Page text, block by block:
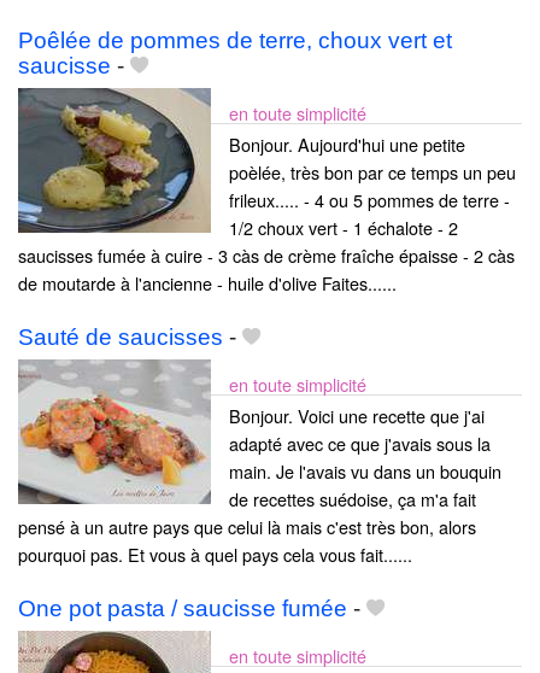
Poêlée de pommes de terre, choux vert et
saucisse -
en toute simplicité
Bonjour. Aujourd'hui une petite
poèlée, très bon par ce temps un peu
frileux..... - 4 ou 5 pommes de terre -
1/2 choux vert - 1 échalote - 2
saucisses fumée à cuire - 3 càs de crème fraîche épaisse - 2 càs
de moutarde à l'ancienne - huile d'olive Faites......
Sauté de saucisses -
en toute simplicité
Bonjour. Voici une recette que j'ai
adapté avec ce que j'avais sous la
main. Je l'avais vu dans un bouquin
de recettes suédoise, ça m'a fait
pensé à un autre pays que celui là mais c'est très bon, alors
pourquoi pas. Et vous à quel pays cela vous fait......
One pot pasta / saucisse fumée -
en toute simplicité